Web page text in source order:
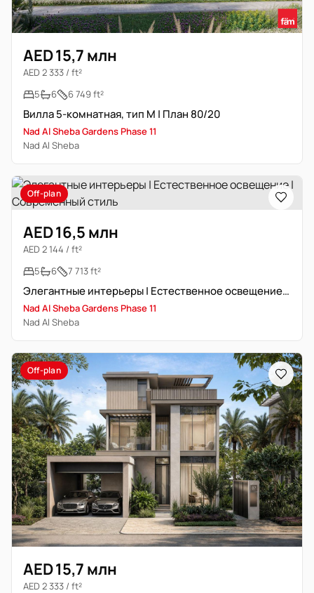
AED 15,7 млн
AED 2 333 / ft²
5
6 6 749 ft²
Вилла 5-комнатная, тип M | План 80/20
Nad Al Sheba Gardens Phase 11
Nad Al Sheba
Off-plan
AED 16,5 млн
AED 2 144 / ft²
5
6 7 713 ft²
Элегантные интерьеры | Естественное освещение | Современный стиль
Nad Al Sheba Gardens Phase 11
Nad Al Sheba
Off-plan
AED 15,7 млн
AED 2 333 / ft²